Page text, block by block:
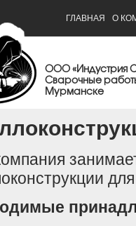
ГЛАВНАЯ О
ООО «Индустрия
Сварочные
Мурманске